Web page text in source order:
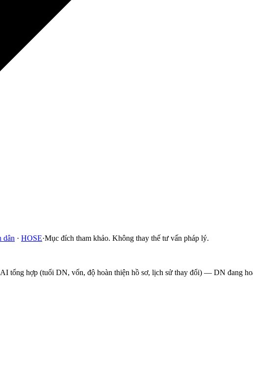
dân · HOSE·Mục đích tham khảo. Không thay thế tư vấn pháp lý.
tổng hợp (tuổi DN, vốn, độ hoàn thiện hồ sơ, lịch sử thay đổi) — DN đang